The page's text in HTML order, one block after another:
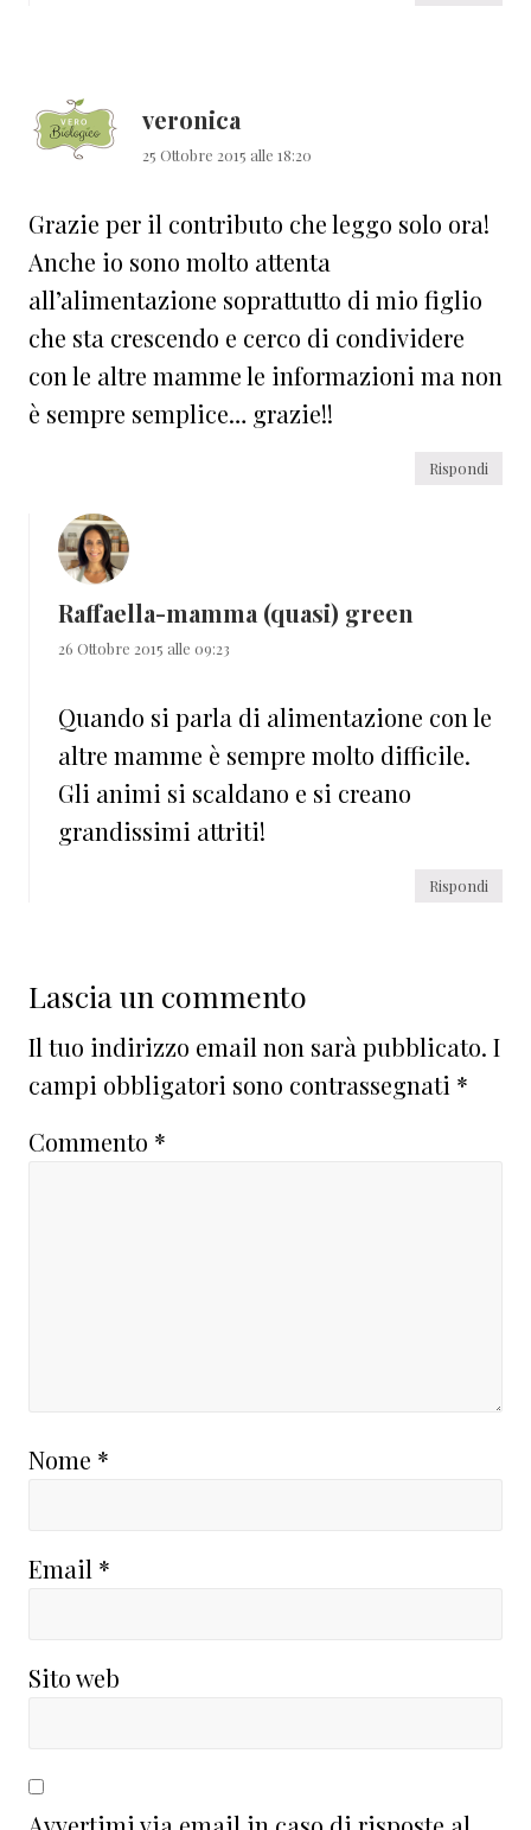
veronica
25 Ottobre 2015 alle 18:20
Grazie per il contributo che leggo solo ora!
Anche io sono molto attenta
all’alimentazione soprattutto di mio figlio
che sta crescendo e cerco di condividere
con le altre mamme le informazioni ma non
è sempre semplice… grazie!!
Rispondi
Raffaella-mamma (quasi) green
26 Ottobre 2015 alle 09:23
Quando si parla di alimentazione con le
altre mamme è sempre molto difficile.
Gli animi si scaldano e si creano
grandissimi attriti!
Rispondi
Lascia un commento
Il tuo indirizzo email non sarà pubblicato. I
campi obbligatori sono contrassegnati *
Commento *
Nome *
Email *
Sito web